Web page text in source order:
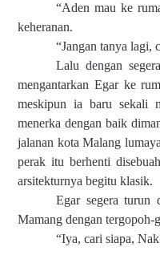
“Aden mau ke
keheranan.
“Jangan tanya lagi,
Lalu dengan
mengantarkan Egar ke
meskipun ia baru sekali
menerka dengan baik
jalanan kota Malang
perak itu berhenti
arsitekturnya begitu klasik.
Egar segera turun
Mamang dengan
“Iya, cari siapa,